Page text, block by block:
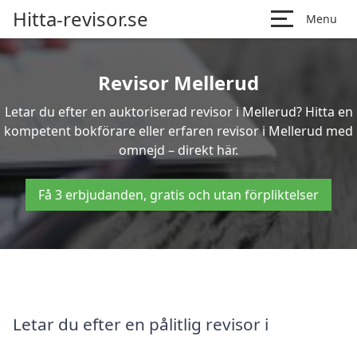
Hitta-revisor.se Menu
Revisor Mellerud
Letar du efter en auktoriserad revisor i Mellerud? Hitta en
kompetent bokförare eller erfaren revisor i Mellerud med
omnejd – direkt här.
Få 3 erbjudanden, gratis och utan förpliktelser
Letar du efter en pålitlig revisor i